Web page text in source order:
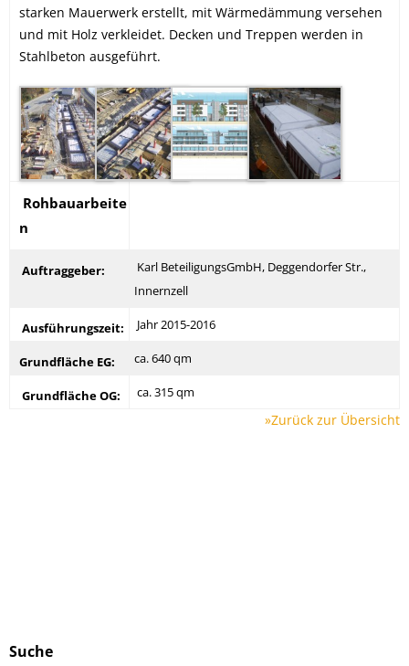
starken Mauerwerk erstellt, mit Wärmedämmung versehen
und mit Holz verkleidet. Decken und Treppen werden in
Stahlbeton ausgeführt.
Rohbauarbeite
n
Auftraggeber:
Karl BeteiligungsGmbH, Deggendorfer Str.,
Innernzell
Ausführungszeit: Jahr 2015-2016
Grundfläche EG: ca. 640 qm
Grundfläche OG: ca. 315 qm
»Zurück zur Übersicht
Suche